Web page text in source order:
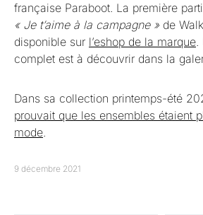
française Paraboot. La première
« Je t’aime à la campagne » de
disponible sur l’eshop de la marque.
complet est à découvrir dans la
Dans sa collection printemps-été
prouvait que les ensembles étaient
mode.
9 décembre 2021